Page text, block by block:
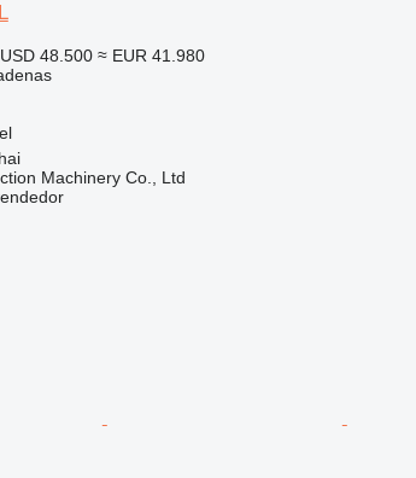
USD 48.500 ≈ EUR 41.980
Machinery Co., Ltd